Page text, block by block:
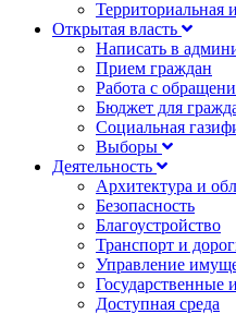
Территориальная
Открытая власть
Написать в
Прием граждан
Работа с
Бюджет для
Социальная
Выборы
Деятельность
Архитектура и
Безопасность
Благоустройство
Транспорт и
Управление
Государственные
Доступная среда